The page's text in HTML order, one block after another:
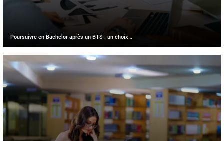
Poursuivre en Bachelor après un BTS : un choix…